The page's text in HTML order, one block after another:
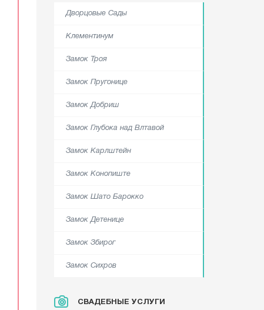
Дворцовые Сады
Клементинум
Замок Троя
Замок Пругонице
Замок Добриш
Замок Глубока над Влтавой
Замок Карлштейн
Замок Конопиште
Замок Шато Барокко
Замок Детенице
Замок Збирог
Замок Сихров
СВАДЕБНЫЕ УСЛУГИ